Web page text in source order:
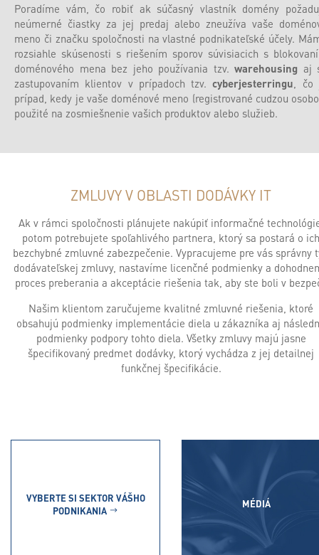
Poradíme vám, čo robiť ak súčasný vlastník domény
neúmerné čiastky za jej predaj alebo zneužíva vaše
meno či značku spoločnosti na vlastné podnikateľské účely.
rozsiahle skúsenosti s riešením sporov súvisiacich s
doménového mena bez jeho používania tzv. warehousing aj
zastupovaním klientov v prípadoch tzv.cyberjesterringu ,
prípad, kedy je vaše doménové meno (registrované cudzou
použité na zosmiešnenie vašich produktov alebo služieb.
ZMLUVY V OBLASTI DODÁVKY IT
Ak v rámci spoločnosti plánujete nakúpiť informačné
potom potrebujete spoľahlivého partnera, ktorý sa postará o ich
bezchybné zmluvné zabezpečenie. Vypracujeme pre vás správny
dodávateľskej zmluvy, nastavíme licenčné podmienky a
proces preberania a akceptácie riešenia tak, aby ste boli v
Našim klientom zaručujeme kvalitné zmluvné riešenia, ktoré
obsahujú podmienky implementácie diela u zákazníka aj
podmienky podpory tohto diela. Všetky zmluvy majú jasne
špecifikovaný predmet dodávky, ktorý vychádza z jej detailnej
funkčnej špecifikácie.
VYBERTE SI SEKTOR VÁŠHO
PODNIKANIA
MÉDIÁ